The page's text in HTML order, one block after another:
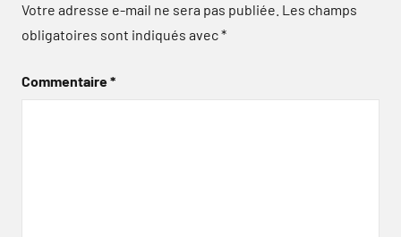
Votre adresse e-mail ne sera pas publiée. Les champs
obligatoires sont indiqués avec*
Commentaire*